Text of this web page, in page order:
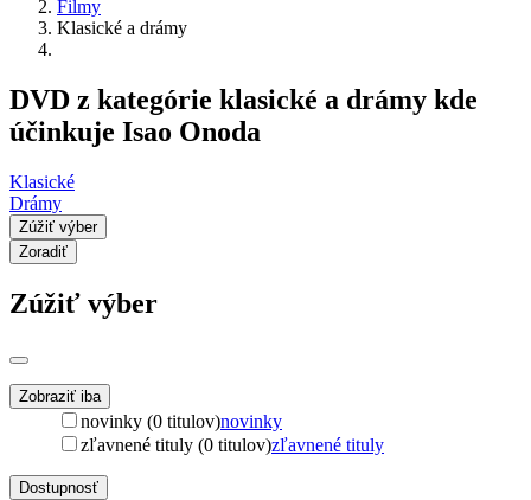
Filmy
Klasické a drámy
DVD z kategórie klasické a drámy kde
účinkuje Isao Onoda
Klasické
Drámy
Zúžiť výber
Zoradiť
Zúžiť výber
Zobraziť iba
novinky (0 titulov)novinky
zľavnené tituly (0 titulov)zľavnené tituly
Dostupnosť